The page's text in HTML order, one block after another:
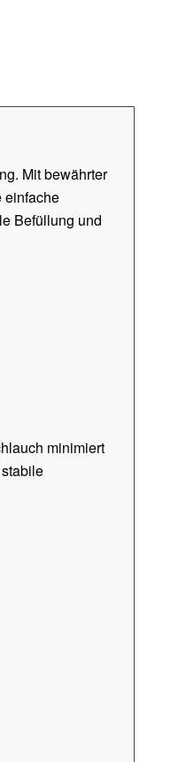
Mit bewährter
einfache
Befüllung und
minimiert